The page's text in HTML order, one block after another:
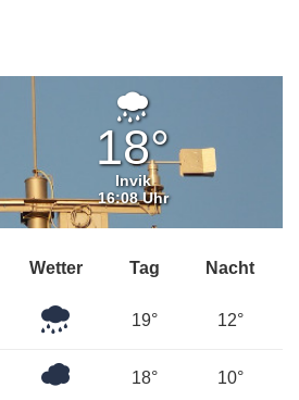
Leichter
Regen
18°
Invik
16:08 Uhr
Wetter Tag Nacht
Mäßiger19° 12°
18° 10°